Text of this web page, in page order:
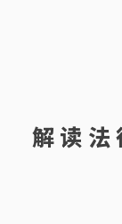
解读法